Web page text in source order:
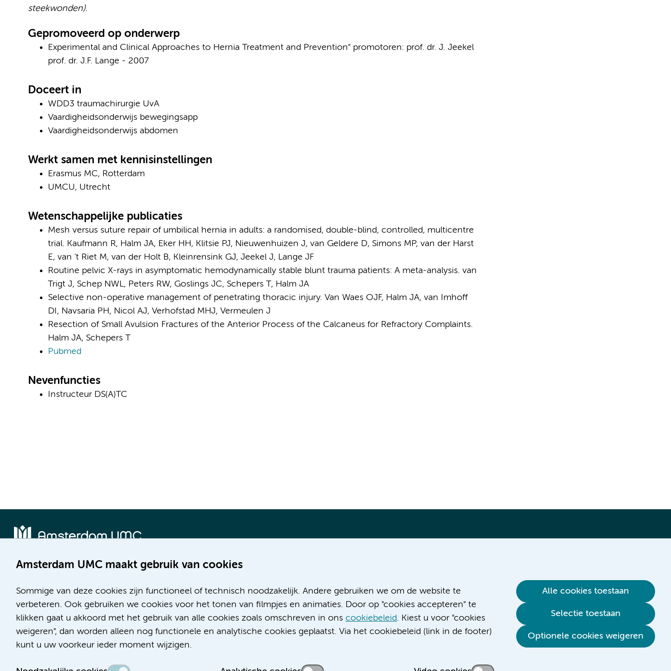
steekwonden).
Gepromoveerd op onderwerp
Experimental and Clinical Approaches to Hernia Treatment and Prevention" promotoren: prof. dr. J. Jeekel
prof. dr. J.F. Lange - 2007
Doceert in
WDD3 traumachirurgie UvA
Vaardigheidsonderwijs bewegingsapp
Vaardigheidsonderwijs abdomen
Werkt samen met kennisinstellingen
Erasmus MC, Rotterdam
UMCU, Utrecht
Wetenschappelijke publicaties
Mesh versus suture repair of umbilical hernia in adults: a randomised, double-blind, controlled, multicentre
trial. Kaufmann R, Halm JA, Eker HH, Klitsie PJ, Nieuwenhuizen J, van Geldere D, Simons MP, van der Harst
E, van 't Riet M, van der Holt B, Kleinrensink GJ, Jeekel J, Lange JF
Routine pelvic X-rays in asymptomatic hemodynamically stable blunt trauma patients: A meta-analysis. van
Trigt J, Schep NWL, Peters RW, Goslings JC, Schepers T, Halm JA
Selective non-operative management of penetrating thoracic injury. Van Waes OJF, Halm JA, van Imhoff
DI, Navsaria PH, Nicol AJ, Verhofstad MHJ, Vermeulen J
Resection of Small Avulsion Fractures of the Anterior Process of the Calcaneus for Refractory Complaints.
Halm JA, Schepers T
Pubmed
Nevenfuncties
Instructeur DS(A)TC
Amsterdam UMC maakt gebruik van cookies
Sommige van deze cookies zijn functioneel of technisch noodzakelijk. Andere gebruiken we om de website te
verbeteren. Ook gebruiken we cookies voor het tonen van filmpjes en animaties. Door op "cookies accepteren" te
klikken gaat u akkoord met het gebruik van alle cookies zoals omschreven in ons cookiebeleid. Kiest u voor "cookies
weigeren", dan worden alleen nog functionele en analytische cookies geplaatst. Via het cookiebeleid (link in de footer)
kunt u uw voorkeur ieder moment wijzigen.
Alle cookies toestaan
Selectie toestaan
Optionele cookies weigeren
Meibergdreef 9
1105 AZ Amsterdam
Telefoon:
(020) 566 9111
Route en parkeren
De Boelelaan 1117
1081 HV Amsterdam
(020) 444 4444
Route en parkeren
Werken bij Amsterdam UMC
Over Amsterdam UMC
Nieuws
Research